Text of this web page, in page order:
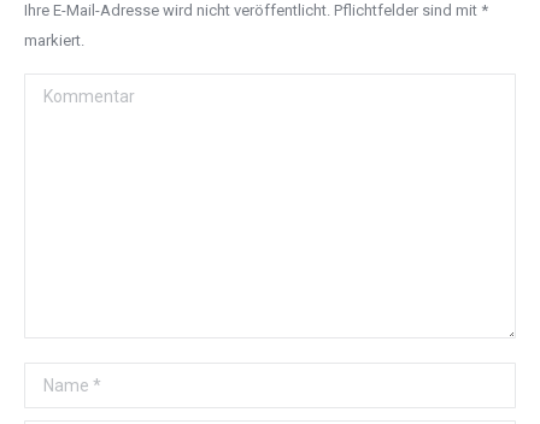
Ihre E-Mail-Adresse wird nicht veröffentlicht. Pflichtfelder sind mit *
markiert.
Kommentar
Name *